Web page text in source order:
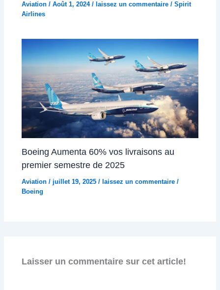
Aviation /Août 1, 2024/ laissez un commentaire /Spirit
Airlines
Boeing Aumenta 60% vos livraisons au
premier semestre de 2025
Aviation / juillet 19, 2025/ laissez un commentaire /
Boeing
Laisser un commentaire sur cet article!